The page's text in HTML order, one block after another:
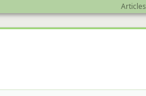
Articles